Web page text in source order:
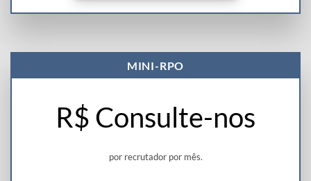
MINI-RPO
R$ Consulte-nos
por recrutador por mês.